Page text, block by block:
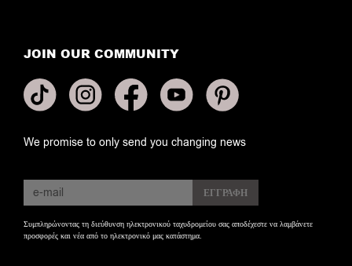
JOIN OUR COMMUNITY
We promise to only send you changing news
Συμπληρώνοντας τη διεύθυνση ηλεκτρονικού ταχυδρομείου σας αποδέχεστε να λαμβάνετε
προσφορές και νέα από το ηλεκτρονικό μας κατάστημα.